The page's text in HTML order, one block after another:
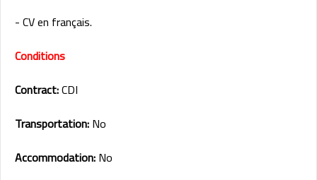
- CV en français.
Conditions
Contract:CDI
Transportation:No
Accommodation:No